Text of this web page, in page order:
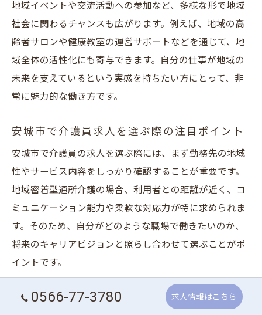
地域イベントや交流活動への参加など、多様な形で地域
社会に関わるチャンスも広がります。例えば、地域の高
齢者サロンや健康教室の運営サポートなどを通じて、地
域全体の活性化にも寄与できます。自分の仕事が地域の
未来を支えているという実感を持ちたい方にとって、非
常に魅力的な働き方です。
安城市で介護員求人を選ぶ際の注目ポイント
安城市で介護員の求人を選ぶ際には、まず勤務先の地域
性やサービス内容をしっかり確認することが重要です。
地域密着型通所介護の場合、利用者との距離が近く、コ
ミュニケーション能力や柔軟な対応力が特に求められま
す。そのため、自分がどのような職場で働きたいのか、
将来のキャリアビジョンと照らし合わせて選ぶことがポ
イントです。
また、未経験者の場合は研修制度やフォロー体制が整っ
ているかどうかもチェックしましょう。例えば、OJTや
0566-77-3780 求人情報はこちら